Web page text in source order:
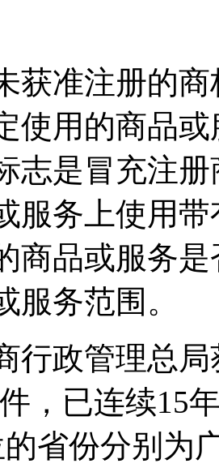
获准注册的
使用的商品
志是冒充注
服务上使用
商品或服务
服务范围。
行政管理总
，已连续15
省份分别为